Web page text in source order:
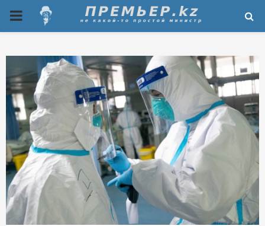
P
I
M
A
R
Y